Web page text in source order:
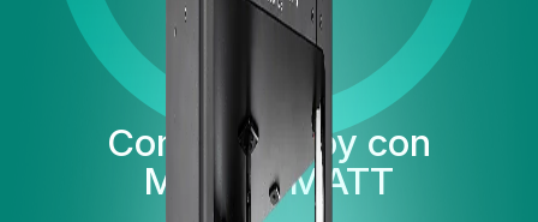
Comience hoy con
M360 y MATT